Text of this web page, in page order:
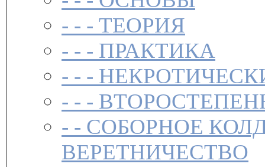
- - - ТЕОРИЯ
- - - ПРАКТИКА
- - -
- - -
- - СОБОРНОЕ
ВЕРЕТНИЧЕСТВО